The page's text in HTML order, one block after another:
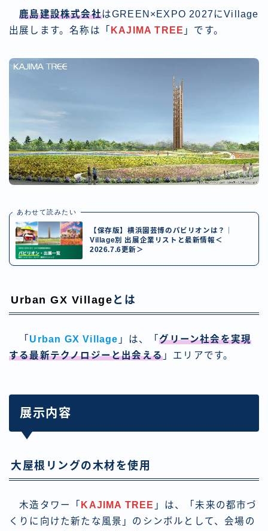
鹿島建設株式会社はGREEN×EXPO 2027にVillage
出展します。名称は「 KAJIMA TREE 」です。
あわせて読みたい
【保存版】横浜園芸博のパビリオンは？｜
Village別 出展企業リストと最新情報＜
2026.7.6更新＞
Urban GX Village とは
「 Urban GX Village 」は、「グリーン社会を実現
する最新テクノロジーと出会える 」エリアです。
展示内容
大屋根リングの木材を使用
木造タワー「 KAJIMA TREE 」は、「未来の都市づ
くりに向けた新たな風景」のシンボルとして、会場の